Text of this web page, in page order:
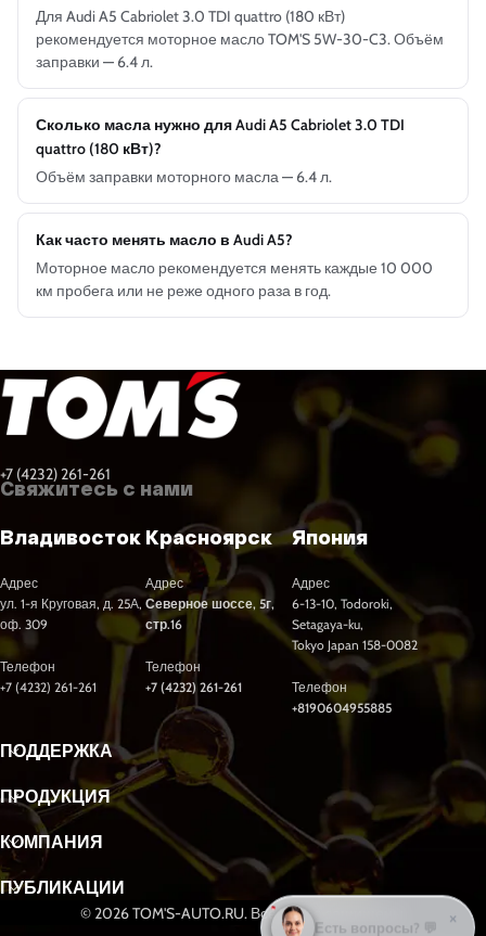
Для Audi A5 Cabriolet 3.0 TDI quattro (180 кВт)
рекомендуется моторное масло TOM'S 5W-30-C3. Объём
заправки — 6.4 л.
Сколько масла нужно для Audi A5 Cabriolet 3.0 TDI
quattro (180 кВт)?
Объём заправки моторного масла — 6.4 л.
Как часто менять масло в Audi A5?
Моторное масло рекомендуется менять каждые 10 000
км пробега или не реже одного раза в год.
+7 (4232) 261-261
Свяжитесь с нами
Владивосток
Адрес
ул. 1-я Круговая, д. 25А,
оф. 309
Телефон
+7 (4232) 261-261
Красноярск
Адрес
Северное шоссе, 5г,
стр.16
Телефон
+7 (4232) 261-261
Япония
Адрес
6-13-10, Todoroki,
Setagaya-ku,
Tokyo Japan 158-0082
Телефон
+8190604955885
ПОДДЕРЖКА
ПРОДУКЦИЯ
КОМПАНИЯ
ПУБЛИКАЦИИ
© 2026 TOM'S-AUTO.RU. Все права защищены.
Подобрать масло? 🛢️ ×